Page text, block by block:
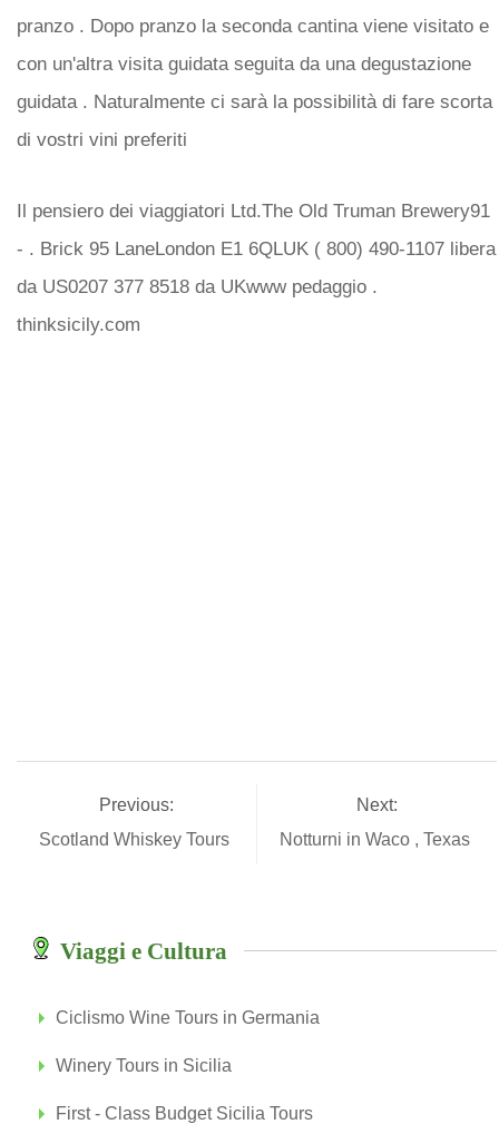
pranzo . Dopo pranzo la seconda cantina viene visitato e
con un'altra visita guidata seguita da una degustazione
guidata . Naturalmente ci sarà la possibilità di fare scorta
di vostri vini preferiti
Il pensiero dei viaggiatori Ltd.The Old Truman Brewery91
- . Brick 95 LaneLondon E1 6QLUK ( 800) 490-1107 libera
da US0207 377 8518 da UKwww pedaggio .
thinksicily.com
Previous:
Scotland Whiskey Tours
Next:
Notturni in Waco , Texas
Viaggi e Cultura
Ciclismo Wine Tours in Germania
Winery Tours in Sicilia
First - Class Budget Sicilia Tours